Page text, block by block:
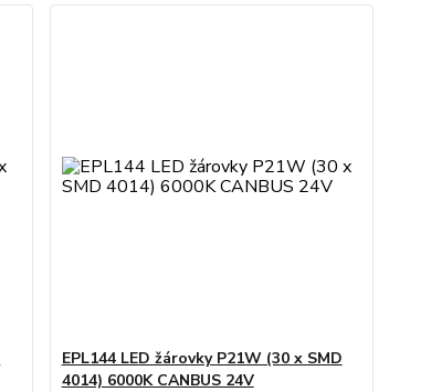
EPL144 LED žárovky P21W (30 x SMD
4014) 6000K CANBUS 24V